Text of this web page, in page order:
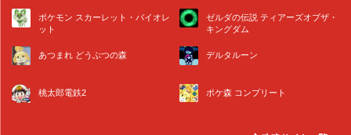
ポケモン スカーレット・バイオレ
ット
ゼルダの伝説 ティアーズオブザ・
キングダム
あつまれ どうぶつの森 デルタルーン
桃太郎電鉄2 ポケ森 コンプリート